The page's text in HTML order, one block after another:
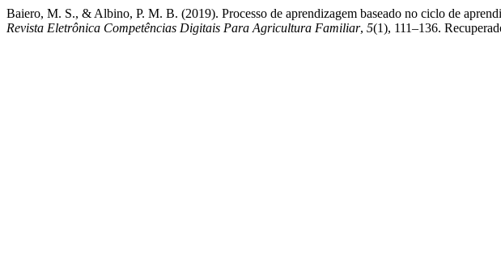
Baiero, M. S., & Albino, P. M. B. (2019). Processo de aprendizagem baseado no ciclo de
Revista Eletrônica Competências Digitais Para Agricultura Familiar, 5(1), 111–136.